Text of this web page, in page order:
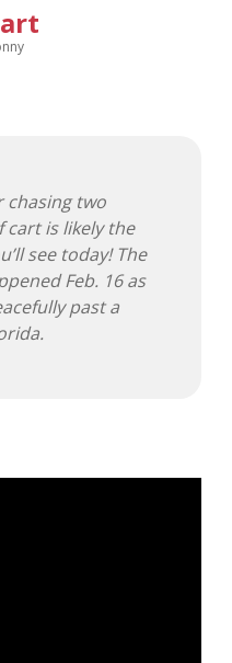
chasing two
cart is likely the
see today! The
Feb. 16 as
past a